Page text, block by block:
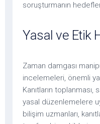
soruşturmanın
Yasal ve Etik
Zaman damgası
incelemeleri, önemli
Kanıtların toplanması,
yasal düzenlemelere
bilişim uzmanları,